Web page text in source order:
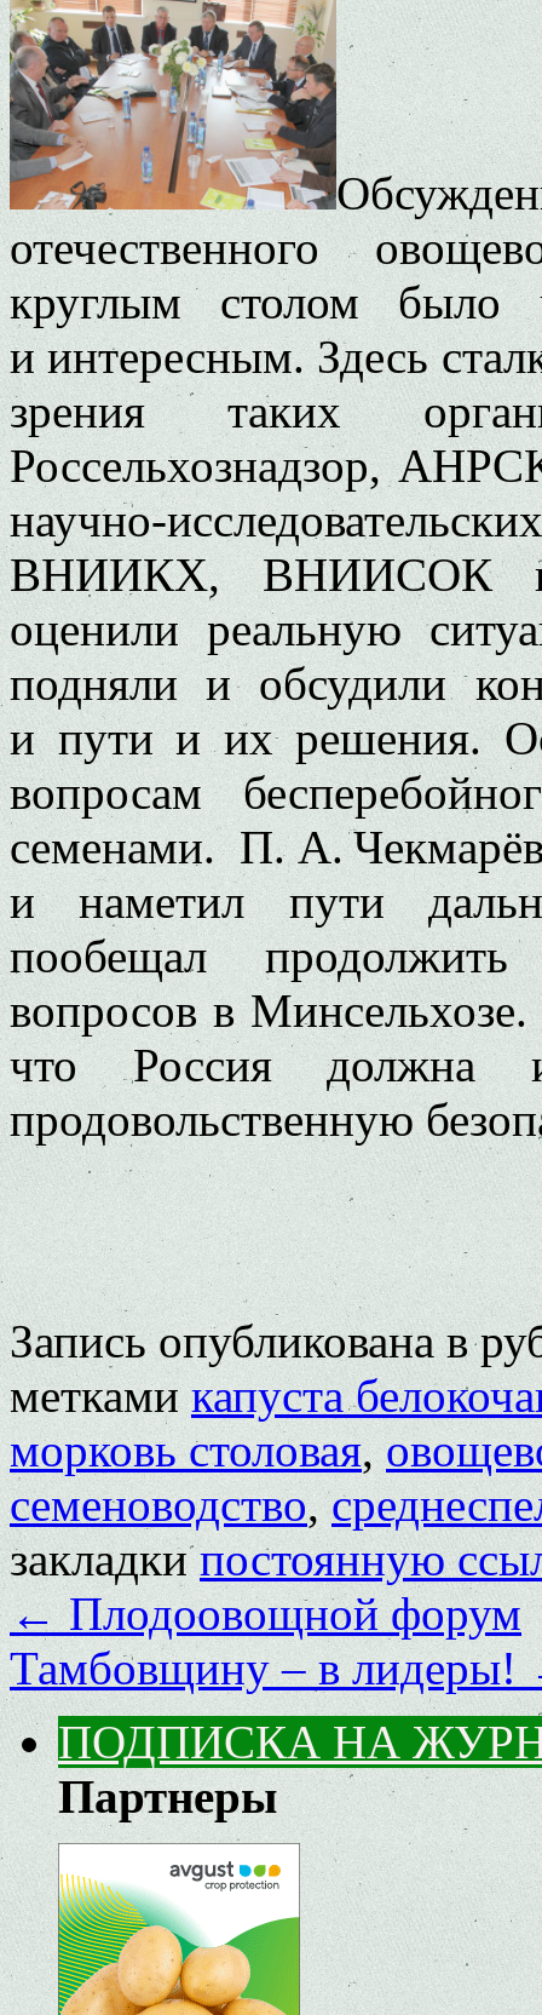
отечественного
круглым столом было
и интересным. Здесь
зрения таких
Россельхознадзор,
научно-
ВНИИКХ, ВНИИСОК и
оценили реальную
подняли и обсудили
и пути и их решения.
вопросам
семенами. П. А.
и наметил пути
пообещал продолжить
вопросов в
что Россия должна
продовольственную
Запись опубликована в
меткамикапуста
морковь столовая,
семеноводство,
закладкипостоянную
←Плодоовощной форум
Тамбовщину – в лидеры!
ПОДПИСКА НА
Партнеры